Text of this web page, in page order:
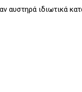
αυστηρά ιδιωτικά